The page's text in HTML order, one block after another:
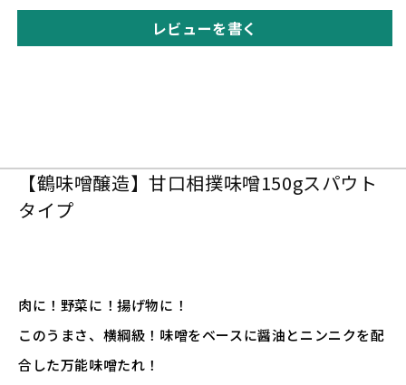
レビューを書く
【鶴味噌醸造】甘口相撲味噌150gスパウト
タイプ
肉に！野菜に！揚げ物に！
このうまさ、横綱級！味噌をベースに醤油とニンニクを配
合した万能味噌たれ！